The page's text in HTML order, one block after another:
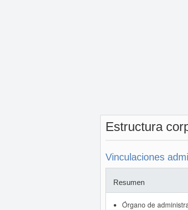
Estructura
Vinculaciones
Resumen
Órgano de